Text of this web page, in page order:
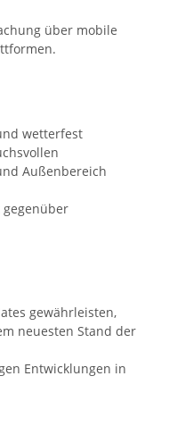
über mobile
wetterfest
Außenbereich
gewährleisten,
neuesten Stand der
Entwicklungen in